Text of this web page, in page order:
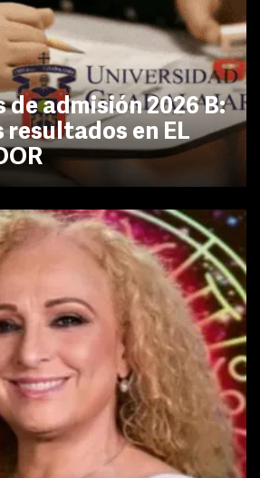
de admisión 2026 B:
resultados en EL